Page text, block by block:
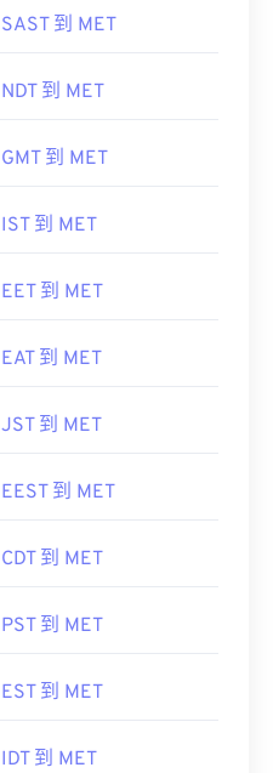
SAST 到 MET
NDT 到 MET
GMT 到 MET
IST 到 MET
EET 到 MET
EAT 到 MET
JST 到 MET
EEST 到 MET
CDT 到 MET
PST 到 MET
EST 到 MET
IDT 到 MET